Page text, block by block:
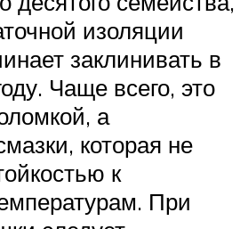
изоляции
заклинивать в
Чаще всего, это
а
которая не
к
При